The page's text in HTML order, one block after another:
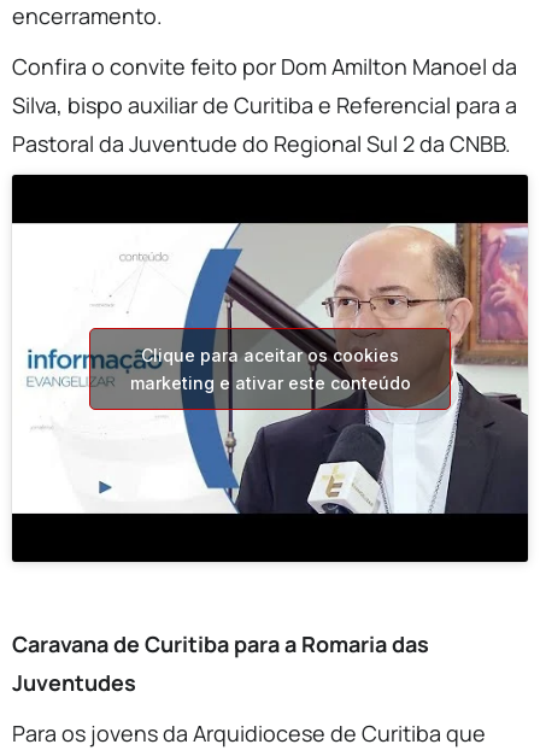
encerramento.
Confira o convite feito por Dom Amilton Manoel da
Silva, bispo auxiliar de Curitiba e Referencial para a
Pastoral da Juventude do Regional Sul 2 da CNBB.
Clique para aceitar os cookies
marketing e ativar este conteúdo
Caravana de Curitiba para a Romaria das
Juventudes
Para os jovens da Arquidiocese de Curitiba que